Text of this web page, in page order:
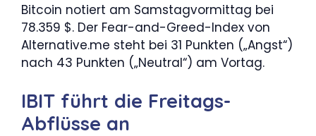
Bitcoin notiert am Samstagvormittag bei
78.359 $. Der Fear-and-Greed-Index von
Alternative.me steht bei 31 Punkten („Angst“)
nach 43 Punkten („Neutral“) am Vortag.
IBIT führt die Freitags-
Abflüsse an